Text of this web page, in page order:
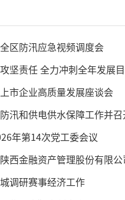
区防汛应急视频调度会
坚责任 全力冲刺全年发展
市企业高质量发展座谈会
汛和供电供水保障工作并
年第14次党工委会议
西金融资产管理股份有限公
调研赛事经济工作